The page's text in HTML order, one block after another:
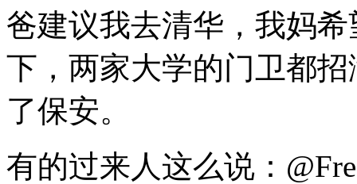
爸建议我去清华，我妈
下，两家大学的门卫都
了保安。
有的过来人这么说：